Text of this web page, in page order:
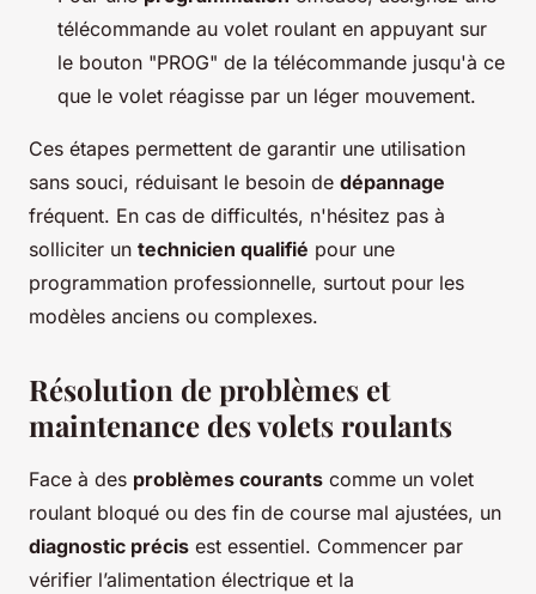
télécommande au volet roulant en appuyant sur
le bouton "PROG" de la télécommande jusqu'à ce
que le volet réagisse par un léger mouvement.
Ces étapes permettent de garantir une utilisation
sans souci, réduisant le besoin de dépannage
fréquent. En cas de difficultés, n'hésitez pas à
solliciter un technicien qualifié pour une
programmation professionnelle, surtout pour les
modèles anciens ou complexes.
Résolution de problèmes et
maintenance des volets roulants
Face à des problèmes courants comme un volet
roulant bloqué ou des fin de course mal ajustées, un
diagnostic précis est essentiel. Commencer par
vérifier l’alimentation électrique et la